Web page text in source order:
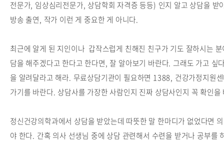
전문가, 임상심리전문가, 상담학회 자격증 등등) 인지 알고 상담을 받
방송 출연, 작가 이런 게 중요한 게 아니다.
최근에 알게 된 지인이나 갑작스럽게 친해진 친구가 기도 잘하시는
담을 해주겠다고 한다고 한다면, 잘 알아보기 바란다. 그래도 가고 싶
을 알려달라고 해라. 무료상담기관이 필요하면 1388, 건강가정지원
가기를 바란다. 상담사를 가장한 사람인지 진짜 상담사인지 꼭 확인을
정신건강의학과에서 상담을 받았는데 따뜻한 말 한마디가 없었다면
야 한다. 간혹 의사 선생님 중에 상담 관련해서 수련을 받거나 공부를